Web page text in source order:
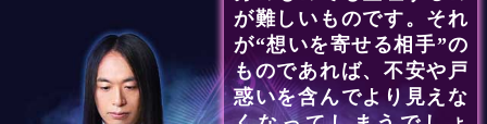
が難しいものです。それ
が“想いを寄せる相手”の
ものであれば、不安や戸
惑いを含んでより見えな